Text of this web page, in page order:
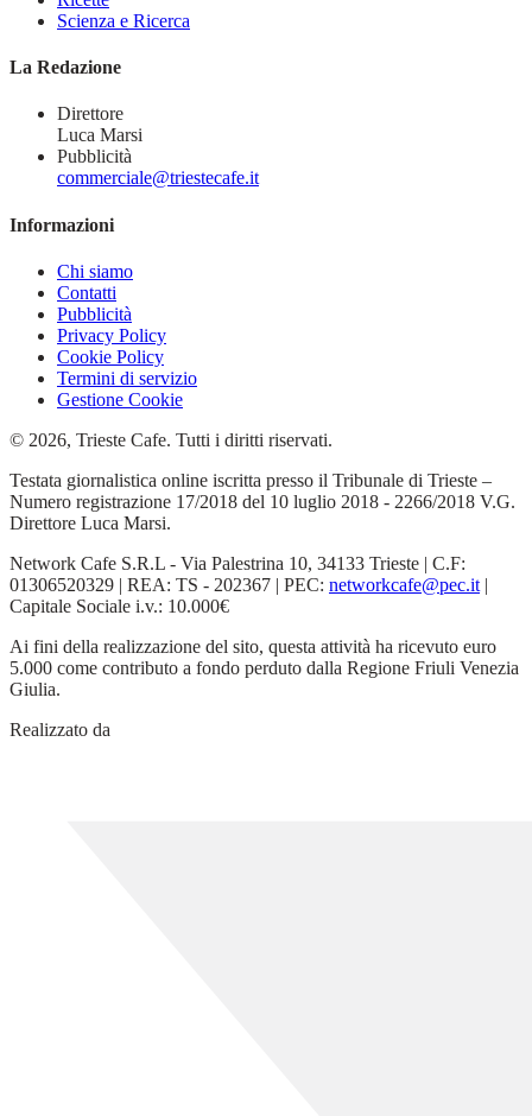
Scienza e Ricerca
La Redazione
Direttore
Luca Marsi
Pubblicità
commerciale@triestecafe.it
Informazioni
Chi siamo
Contatti
Pubblicità
Privacy Policy
Cookie Policy
Termini di servizio
Gestione Cookie
© 2026, Trieste Cafe. Tutti i diritti riservati.
Testata giornalistica online iscritta presso il Tribunale di Trieste –
Numero registrazione 17/2018 del 10 luglio 2018 - 2266/2018 V.G.
Direttore Luca Marsi.
Network Cafe S.R.L - Via Palestrina 10, 34133 Trieste | C.F:
01306520329 | REA: TS - 202367 | PEC: networkcafe@pec.it |
Capitale Sociale i.v.: 10.000€
Ai fini della realizzazione del sito, questa attività ha ricevuto euro
5.000 come contributo a fondo perduto dalla Regione Friuli Venezia
Giulia.
Realizzato da